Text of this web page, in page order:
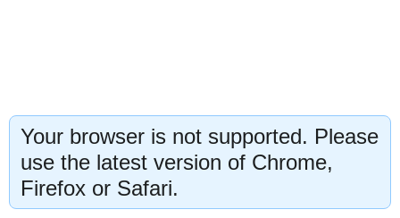
Your browser is not supported. Please
use the latest version of Chrome,
Firefox or Safari.